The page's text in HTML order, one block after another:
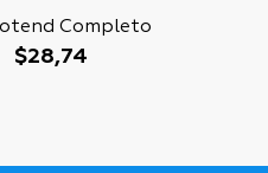
Completo
$28,74